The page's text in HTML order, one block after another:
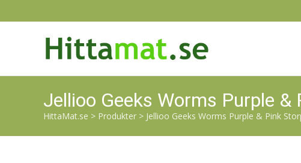
Jellioo Geeks Worms Purple
HittaMat.se > Produkter > Jellioo Geeks Worms Purple & Pink